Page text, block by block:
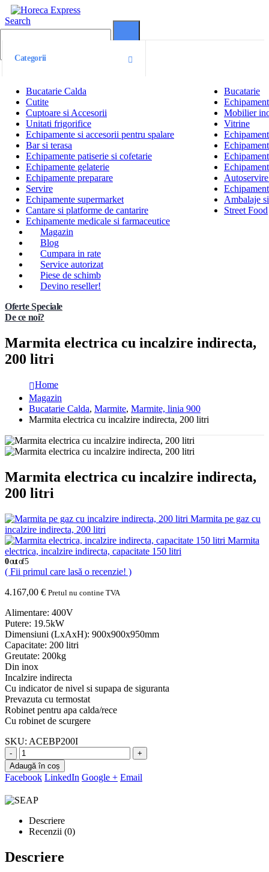
Search
Categorii
Bucatarie Calda
Bucatarie
Cutite
Cuptoare si Accesorii
Mobilier
Unitati frigorifice
Vitrine
Echipamente si accesorii pentru spalare
Bar si terasa
Echipamente patiserie si cofetarie
Echipamente gelaterie
Echipamente preparare
Servire
Echipamente supermarket
Ambalaje
Cantare si platforme de cantarire
Street Food
Echipamente medicale si farmaceutice
Magazin
Blog
Cumpara in rate
Service autorizat
Piese de schimb
Devino reseller!
Oferte Speciale
De ce noi?
Marmita electrica cu incalzire indirecta,
200 litri
Home
Magazin
Bucatarie Calda, Marmite, Marmite, linia 900
Marmita electrica cu incalzire indirecta, 200 litri
Marmita electrica cu incalzire indirecta,
200 litri
Marmita pe gaz cu
incalzire indirecta, 200 litri
Marmita
electrica, incalzire indirecta, capacitate 150 litri
0out of 5
( Fii primul care lasă o recenzie! )
4.167,00 € Pretul nu contine TVA
Alimentare: 400V
Putere: 19.5kW
Dimensiuni (LxAxH): 900x900x950mm
Capacitate: 200 litri
Greutate: 200kg
Din inox
Incalzire indirecta
Cu indicator de nivel si supapa de siguranta
Prevazuta cu termostat
Robinet pentru apa calda/rece
Cu robinet de scurgere
SKU: ACEBP200I
-
+
Adaugă în coș
Facebook LinkedIn Google + Email
Descriere
Recenzii (0)
Descriere